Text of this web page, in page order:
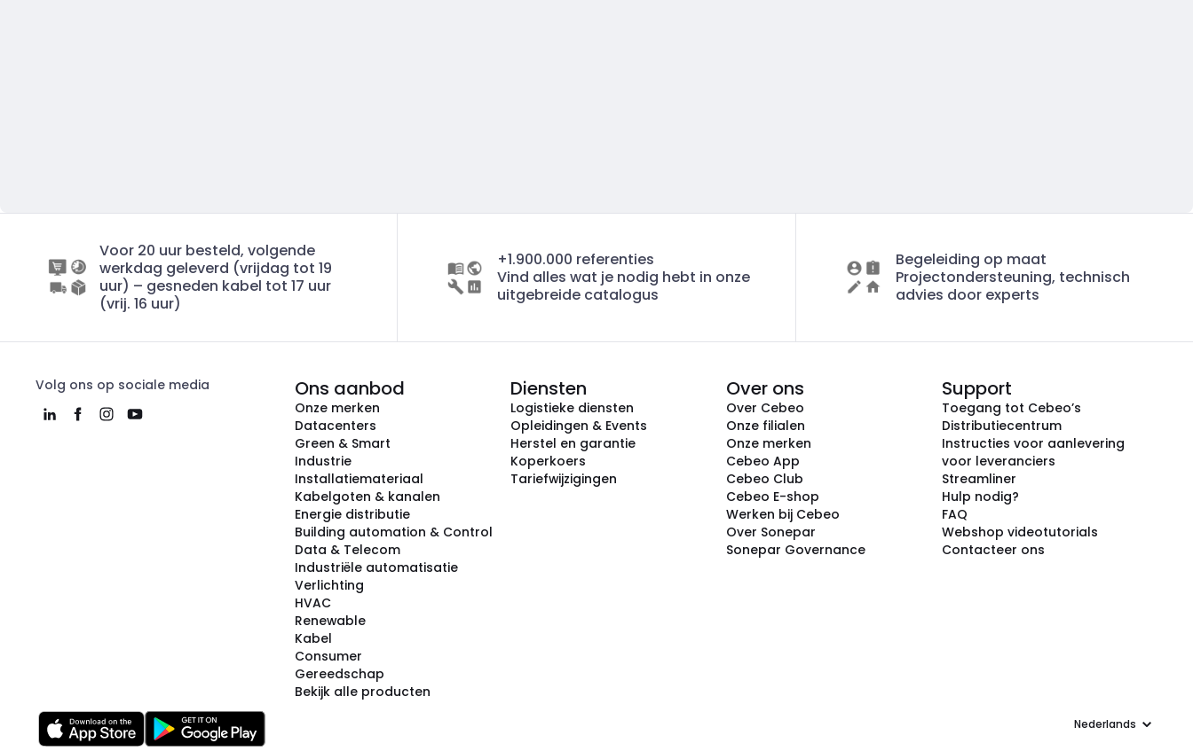
Voor 20 uur besteld, volgende
werkdag geleverd (vrijdag tot 19
uur) – gesneden kabel tot 17 uur
(vrij. 16 uur)
+1.900.000 referenties
Vind alles wat je nodig hebt in onze
uitgebreide catalogus
Begeleiding op maat
Projectondersteuning, technisch
advies door experts
Volg ons op sociale media Ons aanbod
Onze merken
Datacenters
Green & Smart
Industrie
Installatiemateriaal
Kabelgoten & kanalen
Energie distributie
Building automation & Control
Data & Telecom
Industriële automatisatie
Verlichting
HVAC
Renewable
Kabel
Consumer
Gereedschap
Bekijk alle producten
Diensten
Logistieke diensten
Opleidingen & Events
Herstel en garantie
Koperkoers
Tariefwijzigingen
Over ons
Over Cebeo
Onze filialen
Onze merken
Cebeo App
Cebeo Club
Cebeo E-shop
Werken bij Cebeo
Over Sonepar
Sonepar Governance
Support
Toegang tot Cebeo’s
Distributiecentrum
Instructies voor aanlevering
voor leveranciers
Streamliner
Hulp nodig?
FAQ
Webshop videotutorials
Contacteer ons
Taal